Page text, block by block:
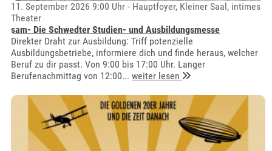
11. September 2026 9:00 Uhr - Hauptfoyer, Kleiner Saal, intimes
Theater
sam- Die Schwedter Studien- und Ausbildungsmesse
Direkter Draht zur Ausbildung: Triff potenzielle
Ausbildungsbetriebe, informiere dich und finde heraus, welcher
Beruf zu dir passt. Von 9:00 bis 17:00 Uhr. Langer
Berufenachmittag von 12:00...weiter lesen